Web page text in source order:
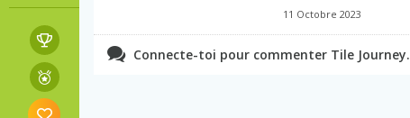
11 Octobre 2023
Connecte-toi pour commenter Tile Journey.